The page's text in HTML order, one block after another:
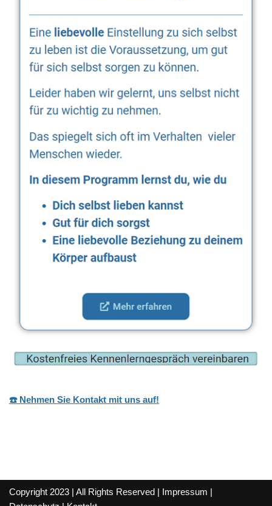
☎️ Nehmen Sie Kontakt mit uns auf!
Copyright 2023 | All Rights Reserved | Impressum |